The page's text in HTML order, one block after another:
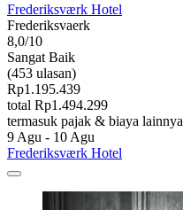
Frederiksværk Hotel
Frederiksvaerk
8,0/10
Sangat Baik
(453 ulasan)
Rp1.195.439
total Rp1.494.299
termasuk pajak & biaya lainnya
9 Agu - 10 Agu
Frederiksværk Hotel